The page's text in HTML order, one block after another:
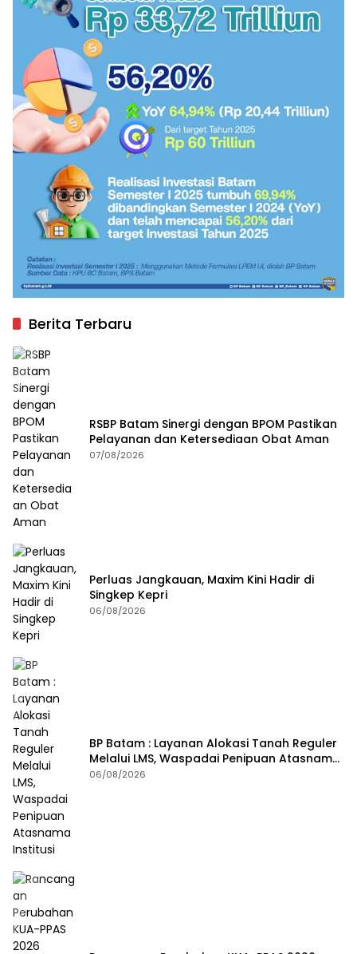
Berita Terbaru
RSBP Batam Sinergi dengan BPOM Pastikan
Pelayanan dan Ketersediaan Obat Aman
07/08/2026
Perluas Jangkauan, Maxim Kini Hadir di
Singkep Kepri
06/08/2026
BP Batam : Layanan Alokasi Tanah Reguler
Melalui LMS, Waspadai Penipuan Atasnama
Institusi
06/08/2026